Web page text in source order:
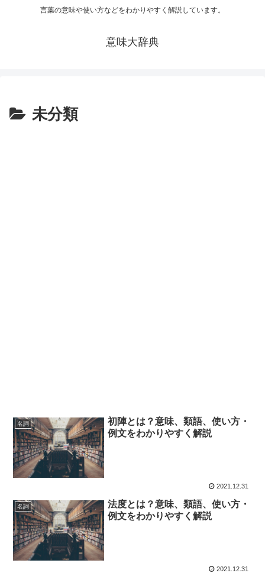
言葉の意味や使い方などをわかりやすく解説しています。
意味大辞典
未分類
名詞
初陣とは？意味、類語、使い方・
例文をわかりやすく解説
2021.12.31
名詞
法度とは？意味、類語、使い方・
例文をわかりやすく解説
2021.12.31